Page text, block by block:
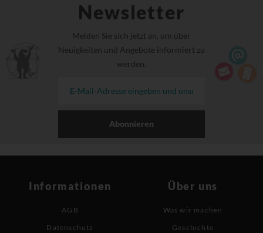
Newsletter
Melden Sie sich jetzt an, um über
Neuigkeiten und Angebote informiert zu
werden.
Abonnieren
Informationen
AGB
Datenschutz
Über uns
Was wir machen
Geschichte